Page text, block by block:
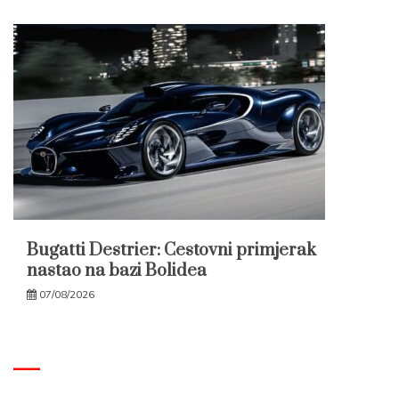
Bugatti Destrier: Cestovni primjerak
nastao na bazi Bolidea
07/08/2026